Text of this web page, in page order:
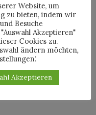
Website, um
zu bieten, indem wir
Besuche
Akzeptieren"
Cookies zu.
ändern möchten,
Akzeptieren